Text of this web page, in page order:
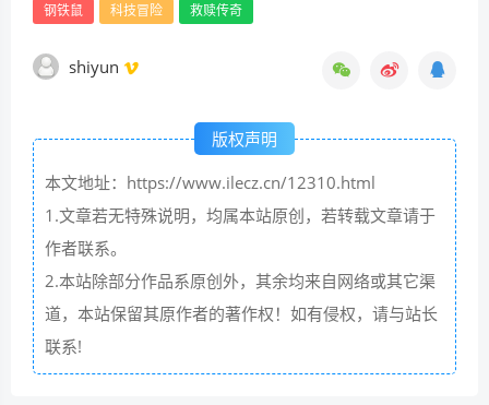
钢铁鼠 科技冒险 救赎传奇
shiyun
版权声明
本文地址：https://www.ilecz.cn/12310.html
1.文章若无特殊说明，均属本站原创，若转载文章请于
作者联系。
2.本站除部分作品系原创外，其余均来自网络或其它渠
道，本站保留其原作者的著作权！如有侵权，请与站长
联系!